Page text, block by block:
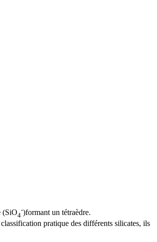
(SiO4
-)formant un tétraèdre.
pratique des différents silicates, ils